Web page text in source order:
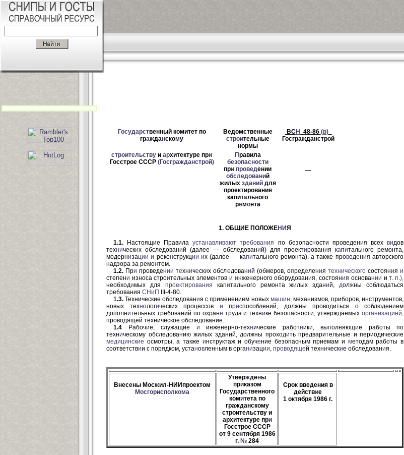
Государственный комитет по
гражданскому
Ведомственные
строительные
нормы
ВСН 48-86 (р)_
Госгражданстрой
строительству и архитектуре при
Госстрое СССР (Госгражданстрой)
Правила
безопасности
при проведении
обследований
жилых зданий для
проектирования
капитального
ремонта
—
1. ОБЩИЕ ПОЛОЖЕНИЯ
1.1. Настоящие Правилаустанавливают требования по безопасности проведения всехвидов
технических обследований (далее — обследований) для проектирования капитального ремонта,
модернизации и реконструкции их (далее — капитального ремонта), а также проведения авторского
надзора за ремонтом.
1.2. При проведении технических обследований (обмеров, определения техническогосостоянияи
степени износа строительных элементов и инженерного оборудования, состояния основании и т.п.),
необходимых для проектирования капитального ремонта жилых зданий,должны соблюдаться
требования СНиП
III-4-80.
1.3. Технические обследования с применением новых машин,механизмов, приборов, инструментов,
новых технологических процессов и приспособлений, должны проводиться о соблюдением
дополнительных требований по охране трудаи технике безопасности, утверждаемыхорганизацией,
проводящей техническое обследование.
1.4 Рабочие, служащие и инженерно-технические работники, выполняющие работы по
техническому обследованию жилых зданий, должны проходить предварительные и периодические
медицинские осмотры, а также инструктаж и обучение безопасным приемам и методам работы в
соответствии с порядком, установленным в организации, проводящей технические обследования.
Внесены Мосжил-НИИпроектом
Мосгорисполкома
Утверждены
приказом
Государственного
комитета по
гражданскому
строительству и
архитектуре при
Госстрое СССР
от 9 сентября 1986
г. № 284
Срок введения в
действие
1 октября 1986 г.